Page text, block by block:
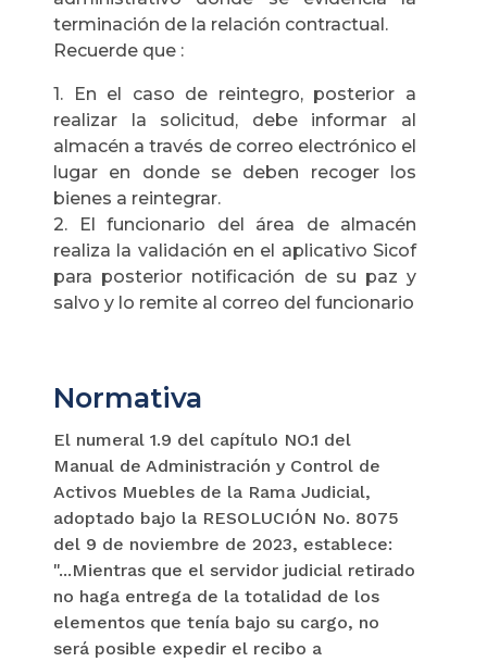
terminación de la relación contractual.
Recuerde que :
1. En el caso de reintegro, posterior a
realizar la solicitud, debe informar al
almacén a través de correo electrónico el
lugar en donde se deben recoger los
bienes a reintegrar.
2. El funcionario del área de almacén
realiza la validación en el aplicativo Sicof
para posterior notificación de su paz y
salvo y lo remite al correo del funcionario
Normativa
El numeral 1.9 del capítulo NO.1 del
Manual de Administración y Control de
Activos Muebles de la Rama Judicial,
adoptado bajo la RESOLUCIÓN No. 8075
del 9 de noviembre de 2023, establece:
"...Mientras que el servidor judicial retirado
no haga entrega de la totalidad de los
elementos que tenía bajo su cargo, no
será posible expedir el recibo a